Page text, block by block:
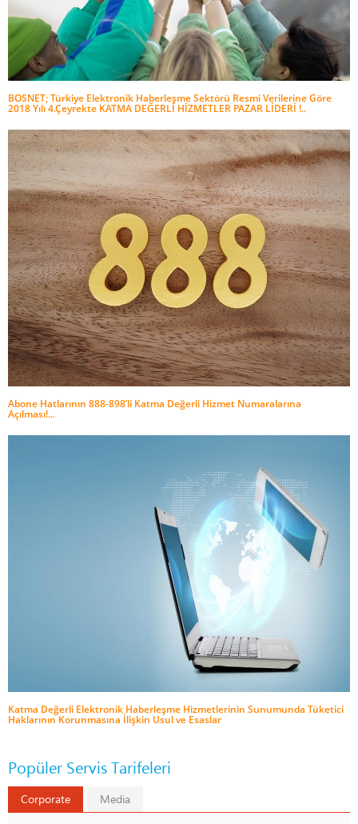
BOSNET; Türkiye Elektronik Haberleşme Sektörü Resmi Verilerine Göre
2018 Yılı 4.Çeyrekte KATMA DEĞERLİ HİZMETLER PAZAR LİDERİ !..
Abone Hatlarının 888-898’li Katma Değerli Hizmet Numaralarına
Açılması!...
Katma Değerli Elektronik Haberleşme Hizmetlerinin Sunumunda Tüketici
Haklarının Korunmasına İlişkin Usul ve Esaslar
Popüler Servis Tarifeleri
Corporate Media